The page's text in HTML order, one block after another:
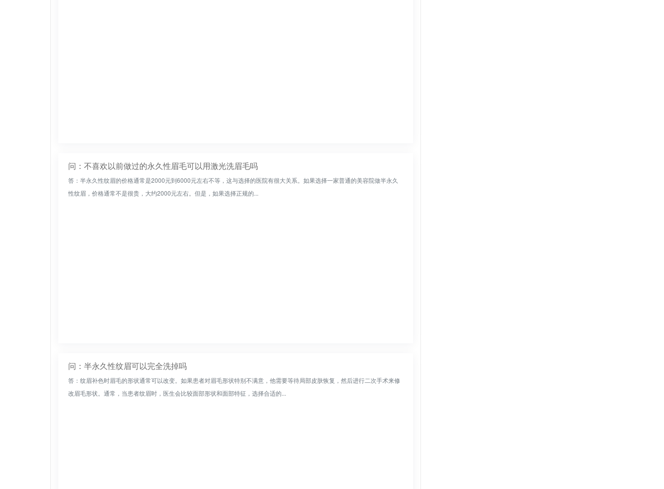
问：不喜欢以前做过的永久性眉毛可以用激光洗眉毛吗
答：半永久性纹眉的价格通常是2000元到6000元左右不等，这与选择的医院有很大关系。如果选择一家普通的美容院做半永久
性纹眉，价格通常不是很贵，大约2000元左右。但是，如果选择正规的...
问：半永久性纹眉可以完全洗掉吗
答：纹眉补色时眉毛的形状通常可以改变。如果患者对眉毛形状特别不满意，他需要等待局部皮肤恢复，然后进行二次手术来修
改眉毛形状。通常，当患者纹眉时，医生会比较面部形状和面部特征，选择合适的...